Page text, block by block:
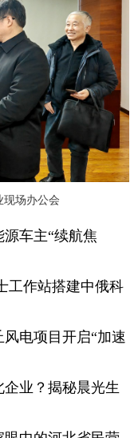
现场办公会
车主“续航焦
工作站搭建中俄科
电项目开启“加速
业？揭秘晨光生